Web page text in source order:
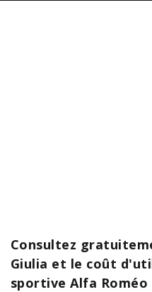
Consultez
Giulia et le coût
sportive Alfa Roméo